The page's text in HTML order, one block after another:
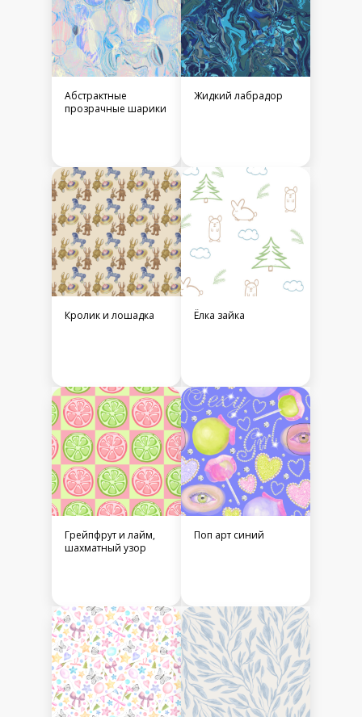
Абстрактные
прозрачные шарики
Жидкий лабрадор
Кролик и лошадка Ёлка зайка
Грейпфрут и лайм,
шахматный узор
Поп арт синий